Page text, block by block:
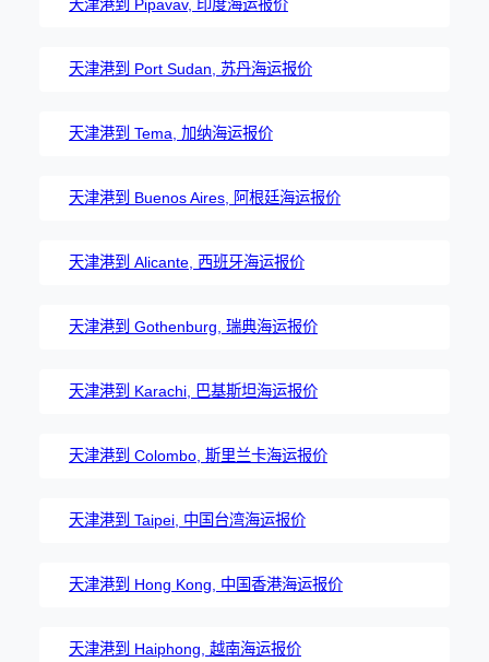
天津港到 Pipavav, 印度海运报价
天津港到 Port Sudan, 苏丹海运报价
天津港到 Tema, 加纳海运报价
天津港到 Buenos Aires, 阿根廷海运报价
天津港到 Alicante, 西班牙海运报价
天津港到 Gothenburg, 瑞典海运报价
天津港到 Karachi, 巴基斯坦海运报价
天津港到 Colombo, 斯里兰卡海运报价
天津港到 Taipei, 中国台湾海运报价
天津港到 Hong Kong, 中国香港海运报价
天津港到 Haiphong, 越南海运报价